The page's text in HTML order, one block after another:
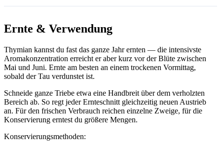
Ernte & Verwendung
Thymian kannst du fast das ganze Jahr ernten — die intensivste
Aromakonzentration erreicht er aber kurz vor der Blüte zwischen
Mai und Juni. Ernte am besten an einem trockenen Vormittag,
sobald der Tau verdunstet ist.
Schneide ganze Triebe etwa eine Handbreit über dem verholzten
Bereich ab. So regt jeder Ernteschnitt gleichzeitig neuen Austrieb
an. Für den frischen Verbrauch reichen einzelne Zweige, für die
Konservierung erntest du größere Mengen.
Konservierungsmethoden: